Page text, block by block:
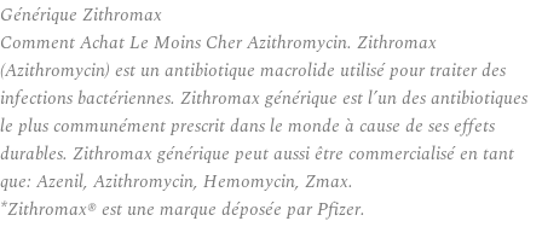
Générique Zithromax
Comment Achat Le Moins Cher Azithromycin. Zithromax
(Azithromycin) est un antibiotique macrolide utilisé pour traiter des
infections bactériennes. Zithromax générique est l’un des antibiotiques
le plus communément prescrit dans le monde à cause de ses effets
durables. Zithromax générique peut aussi être commercialisé en tant
que: Azenil, Azithromycin, Hemomycin, Zmax.
*Zithromax® est une marque déposée par Pfizer.